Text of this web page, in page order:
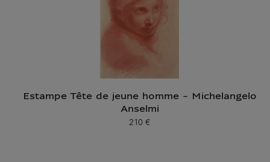
Estampe Tête de jeune homme - Michelangelo
Anselmi
Prix ​​actuel
210 €